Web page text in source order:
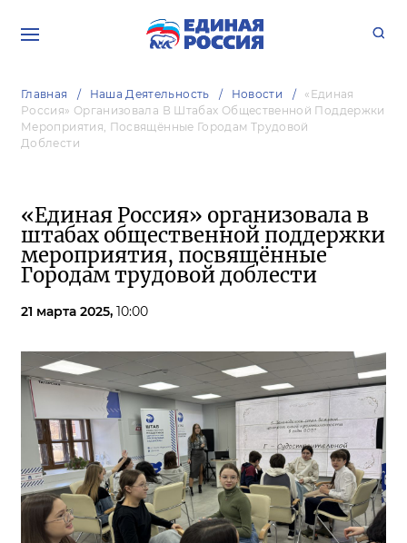
Главная Наша Деятельность Новости
«Единая
Россия» Организовала В Штабах Общественной Поддержки
Мероприятия, Посвящённые Городам Трудовой
Доблести
«Единая Россия» организовала в
штабах общественной поддержки
мероприятия, посвящённые
Городам трудовой доблести
21 марта 2025, 10:00